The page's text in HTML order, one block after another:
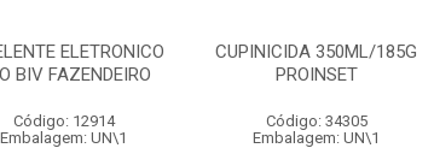
ELETRONICO
BIV FAZENDEIRO
Código: 12914
Embalagem: UN\1
CUPINICIDA 350ML/185G
PROINSET
Código: 34305
Embalagem: UN\1